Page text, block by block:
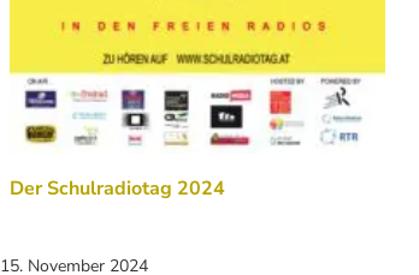
Der Schulradiotag 2024
15. November 2024